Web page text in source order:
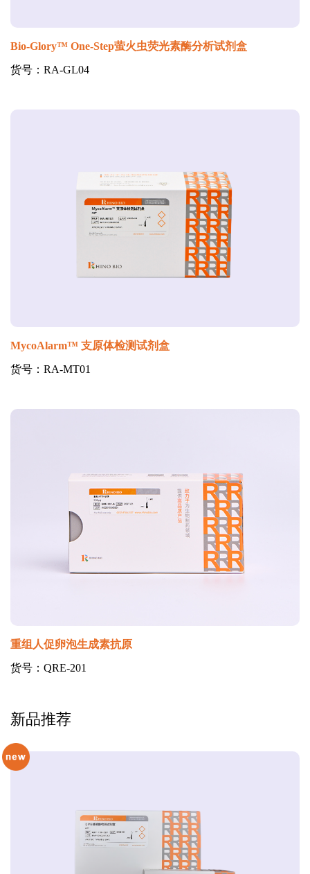
Bio-Glory™ One-Step萤火虫荧光素酶分析试剂盒
货号：RA-GL04
MycoAlarm™ 支原体检测试剂盒
货号：RA-MT01
重组人促卵泡生成素抗原
货号：QRE-201
新品推荐